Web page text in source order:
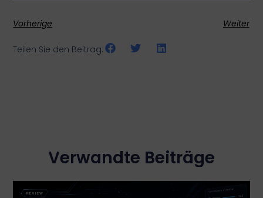
Vorherige Weiter
Teilen Sie den Beitrag:
Verwandte Beiträge